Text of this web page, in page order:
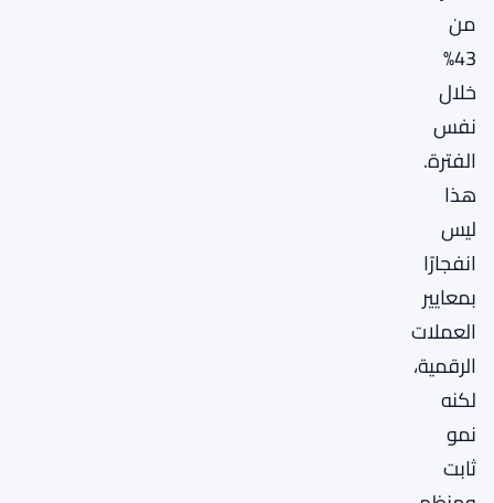
من
43%
خلال
نفس
الفترة.
هذا
ليس
انفجارًا
بمعايير
العملات
الرقمية،
لكنه
نمو
ثابت